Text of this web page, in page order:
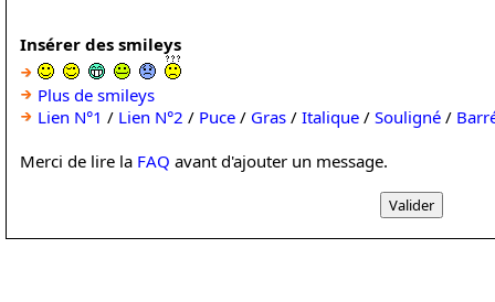
Insérer des smileys
Plus de smileys
Lien N°1 / Lien N°2 / Puce / Gras / Italique / Souligné /
Merci de lire la FAQ avant d'ajouter un message.